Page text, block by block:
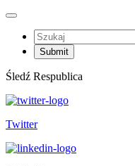
Śledź Respublica
Twitter